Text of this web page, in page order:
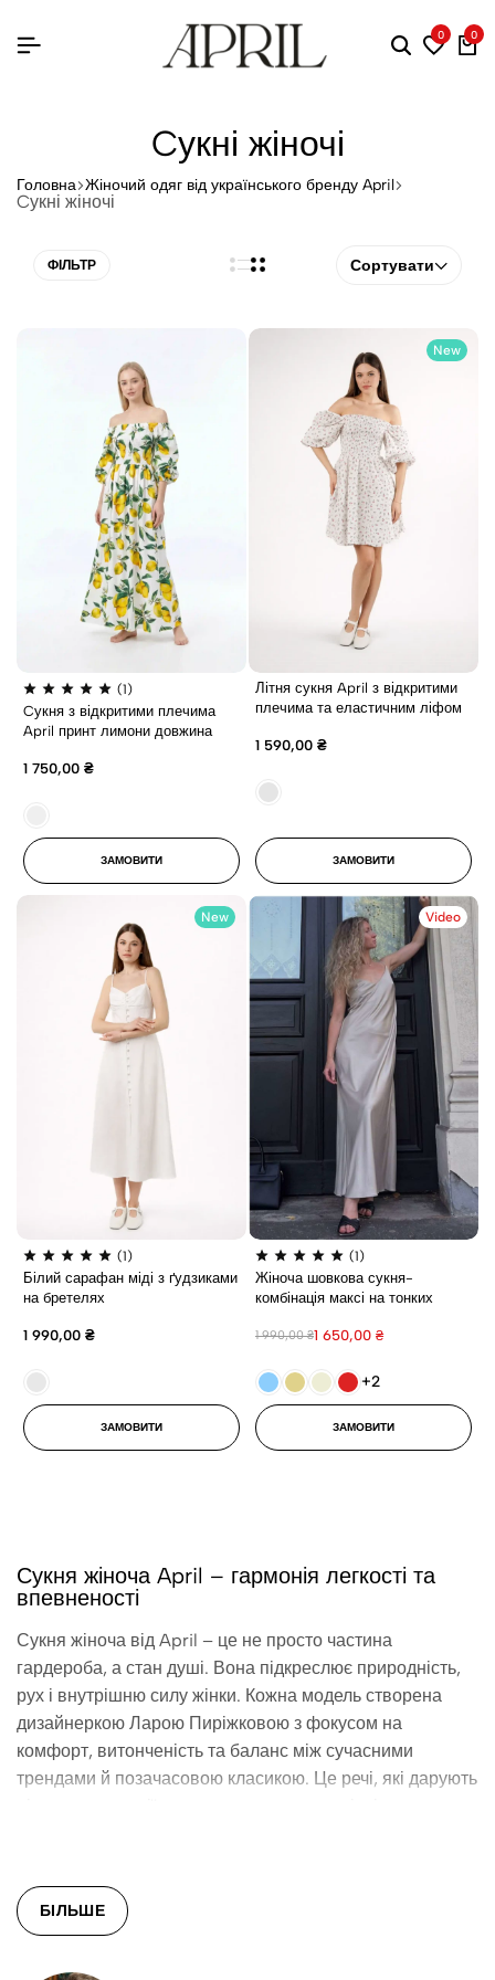
0 0
Cукні жіночі
Головна Жіночий одяг від українського бренду April
Cукні жіночі
ФІЛЬТР Сортувати
(1)
Cукня з відкритими плечима
April принт лимони довжина
1 750,00 ₴
ЗАМОВИТИ
New
Літня сукня April з відкритими
плечима та еластичним ліфом
1 590,00 ₴
ЗАМОВИТИ
New
(1)
Білий сарафан міді з ґудзиками
на бретелях
1 990,00 ₴
ЗАМОВИТИ
Video
(1)
Жіноча шовкова сукня-
комбінація максі на тонких
1 990,00₴1 650,00 ₴
+2
ЗАМОВИТИ
Сукня жіноча April – гармонія легкості та
впевненості
Сукня жіноча від April – це не просто частина
гардероба, а стан душі. Вона підкреслює природність,
рух і внутрішню силу жінки. Кожна модель створена
дизайнеркою Ларою Пиріжковою з фокусом на
комфорт, витонченість та баланс між сучасними
трендами й позачасовою класикою. Це речі, які дарують
Силует, який говорить без слів
Колекція охоплює різні фасони: від лаконічних прямого
БІЛЬШЕ